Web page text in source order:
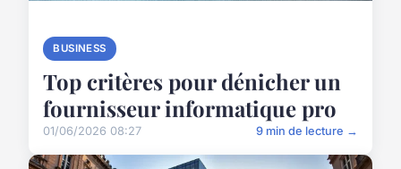
BUSINESS
Top critères pour dénicher un
fournisseur informatique pro
01/06/2026 08:27 9 min de lecture →